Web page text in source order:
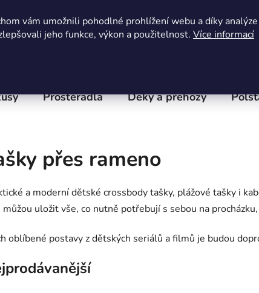
vám umožnili pohodlné prohlížení webu a díky analýze
jeho funkce, výkon a použitelnost. Více informací
Prostěradla Deky a přehozy
přes rameno
a moderní dětské crossbody tašky, plážové tašky i
můžou uložit vše, co nutně potřebují s sebou na
oblíbené postavy z dětských seriálů a filmů je budou